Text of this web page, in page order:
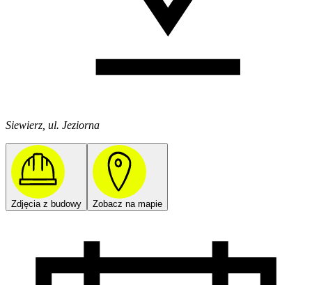
Siewierz, ul. Jeziorna
Zdjęcia z budowy Zobacz na mapie